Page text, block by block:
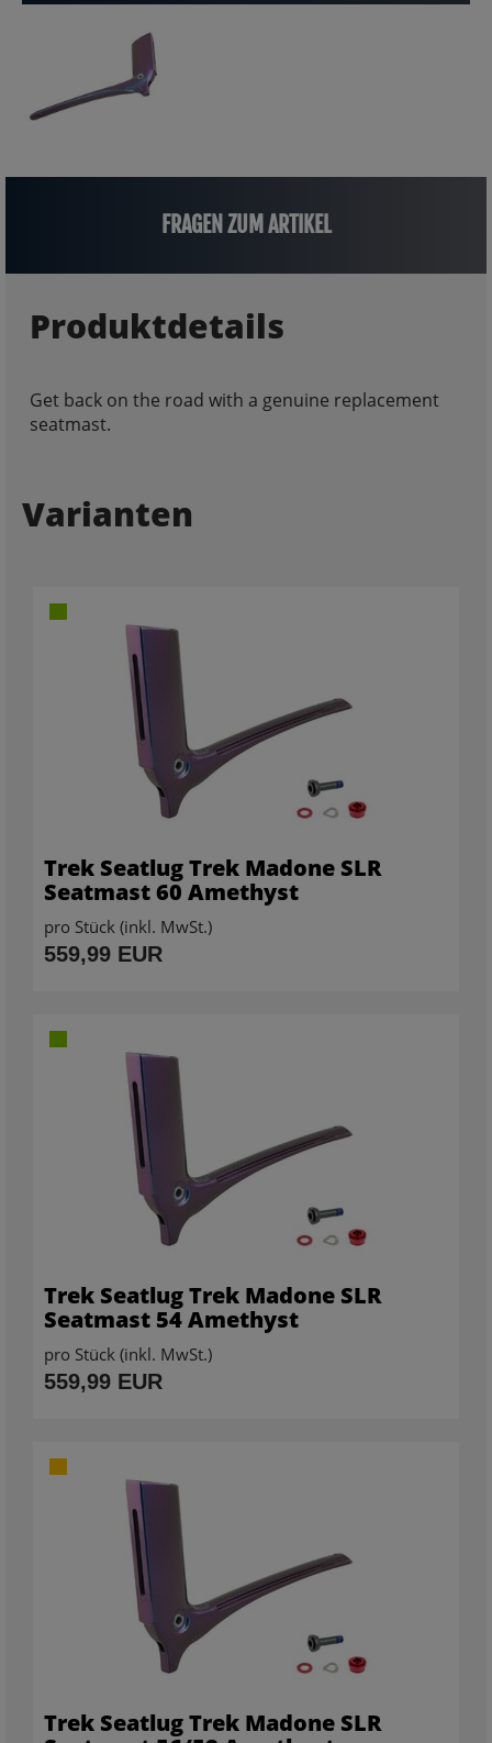
FRAGEN ZUM ARTIKEL
Produktdetails
Get back on the road with a genuine replacement
seatmast.
Varianten
Trek Seatlug Trek Madone SLR
Seatmast 60 Amethyst
pro Stück (inkl. MwSt.)
559,99 EUR
Trek Seatlug Trek Madone SLR
Seatmast 54 Amethyst
pro Stück (inkl. MwSt.)
559,99 EUR
Trek Seatlug Trek Madone SLR